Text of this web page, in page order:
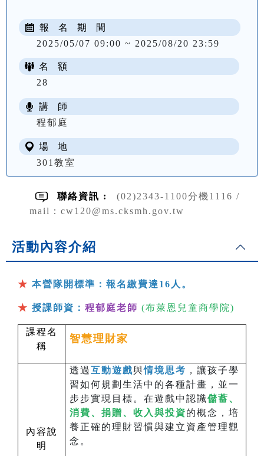
報 名 期 間
2025/05/07 09:00 ~ 2025/08/20 23:59
名 額
28
講 師
程郁庭
場 地
301教室
聯絡資訊 :
(02)2343-1100分機1116 /
mail：cw120@ms.cksmh.gov.tw
活動內容介紹
★ 本營隊開標準：報名繳費達16人。
★ 授課師資： 程郁庭老師 (布萊恩兒童商學院)
課程名
稱
智慧理財家
內容說
明
透過 互動遊戲與情境思考 ，讓孩子學
習如何規劃生活中的各種計畫，並一
步步實現目標。在遊戲中認識儲蓄、
消費、捐贈、收入與投資的概念，培
養正確的理財習慣與建立資產管理觀
念。